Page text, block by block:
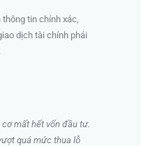
tin chính xác,
dịch tài chính phái
cơ mất hết vốn đầu tư.
quá mức thua lỗ